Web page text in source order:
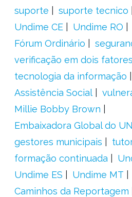
suporte
suporte tecnico
Undime CE
Undime RO
Fórum Ordinário
verificação em dois fatores
tecnologia da informação
Assistência Social
Millie Bobby Brown
Embaixadora Global do
gestores municipais
formação continuada
Undime ES
Undime MT
Caminhos da Reportagem